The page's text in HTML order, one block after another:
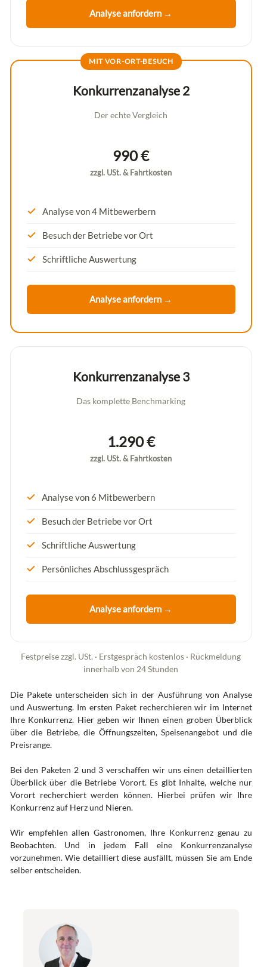
Analyse anfordern →
MIT VOR-ORT-BESUCH
Konkurrenzanalyse 2
Der echte Vergleich
990 €
zzgl. USt. & Fahrtkosten
Analyse von 4 Mitbewerbern
Besuch der Betriebe vor Ort
Schriftliche Auswertung
Analyse anfordern →
Konkurrenzanalyse 3
Das komplette Benchmarking
1.290 €
zzgl. USt. & Fahrtkosten
Analyse von 6 Mitbewerbern
Besuch der Betriebe vor Ort
Schriftliche Auswertung
Persönliches Abschlussgespräch
Analyse anfordern →
Festpreise zzgl. USt. · Erstgespräch kostenlos · Rückmeldung
innerhalb von 24 Stunden
Die Pakete unterscheiden sich in der Ausführung von Analyse
und Auswertung. Im ersten Paket recherchieren wir im Internet
Ihre Konkurrenz. Hier geben wir Ihnen einen groben Überblick
über die Betriebe, die Öffnungszeiten, Speisenangebot und die
Preisrange.
Bei den Paketen 2 und 3 verschaffen wir uns einen detaillierten
Überblick über die Betriebe Vorort. Es gibt Inhalte, welche nur
Vorort recherchiert werden können. Hierbei prüfen wir Ihre
Konkurrenz auf Herz und Nieren.
Wir empfehlen allen Gastronomen, Ihre Konkurrenz genau zu
Beobachten. Und in jedem Fall eine Konkurrenzanalyse
vorzunehmen. Wie detailliert diese ausfällt, müssen Sie am Ende
selber entscheiden.